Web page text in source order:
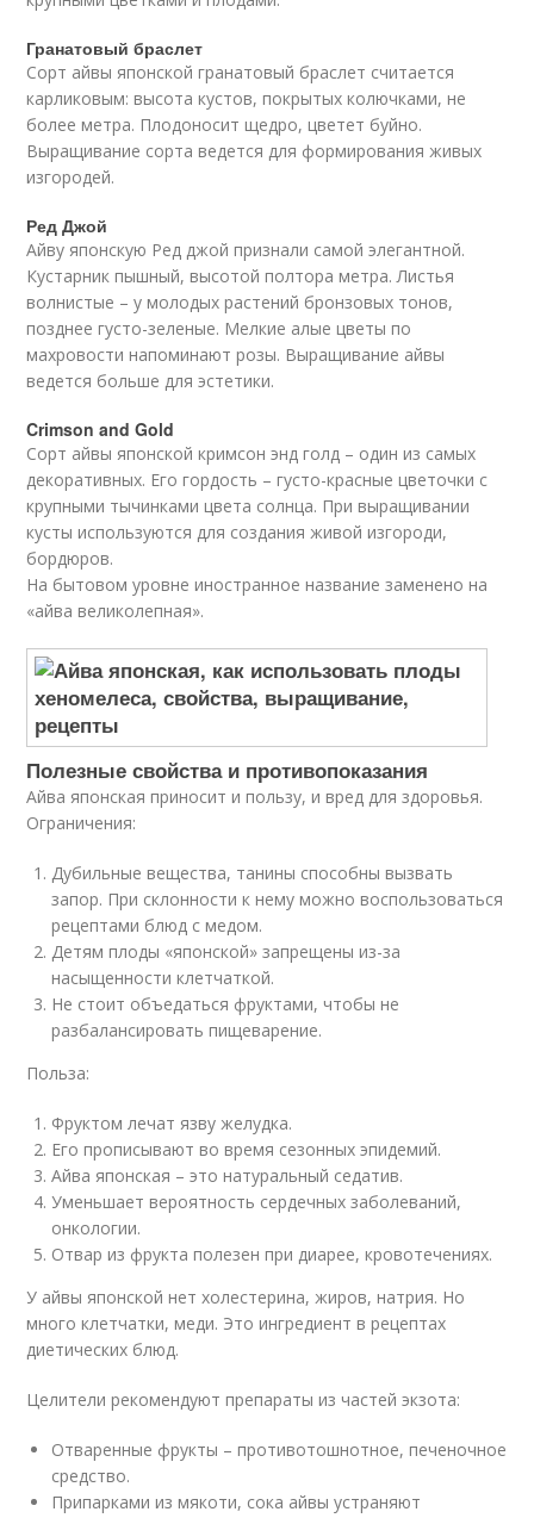
Гранатовый браслет
Сорт айвы японской гранатовый браслет считается
карликовым: высота кустов, покрытых колючками, не
более метра. Плодоносит щедро, цветет буйно.
Выращивание сорта ведется для формирования живых
изгородей.
Ред Джой
Айву японскую Ред джой признали самой элегантной.
Кустарник пышный, высотой полтора метра. Листья
волнистые – у молодых растений бронзовых тонов,
позднее густо-зеленые. Мелкие алые цветы по
махровости напоминают розы. Выращивание айвы
ведется больше для эстетики.
Crimson and Gold
Сорт айвы японской кримсон энд голд – один из самых
декоративных. Его гордость – густо-красные цветочки с
крупными тычинками цвета солнца. При выращивании
кусты используются для создания живой изгороди,
бордюров.
На бытовом уровне иностранное название заменено на
«айва великолепная».
Полезные свойства и противопоказания
Айва японская приносит и пользу, и вред для здоровья.
Ограничения:
Дубильные вещества, танины способны вызвать
запор. При склонности к нему можно воспользоваться
рецептами блюд с медом.
Детям плоды «японской» запрещены из-за
насыщенности клетчаткой.
Не стоит объедаться фруктами, чтобы не
разбалансировать пищеварение.
Польза:
Фруктом лечат язву желудка.
Его прописывают во время сезонных эпидемий.
Айва японская – это натуральный седатив.
Уменьшает вероятность сердечных заболеваний,
онкологии.
Отвар из фрукта полезен при диарее, кровотечениях.
У айвы японской нет холестерина, жиров, натрия. Но
много клетчатки, меди. Это ингредиент в рецептах
диетических блюд.
Целители рекомендуют препараты из частей экзота:
Отваренные фрукты – противотошнотное, печеночное
средство.
Припарками из мякоти, сока айвы устраняют